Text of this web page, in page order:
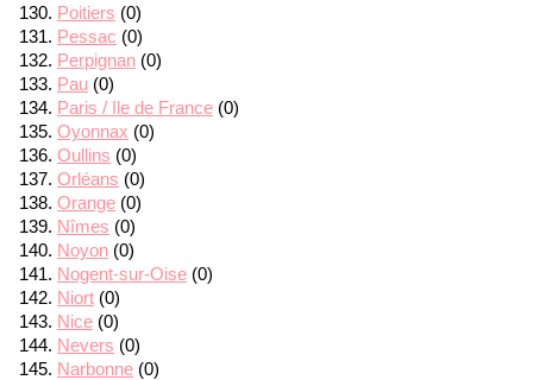
Poitiers (0)
Pessac (0)
Perpignan (0)
Pau (0)
Paris / Ile de France (0)
Oyonnax (0)
Oullins (0)
Orléans (0)
Orange (0)
Nîmes (0)
Noyon (0)
Nogent-sur-Oise (0)
Niort (0)
Nice (0)
Nevers (0)
Narbonne (0)